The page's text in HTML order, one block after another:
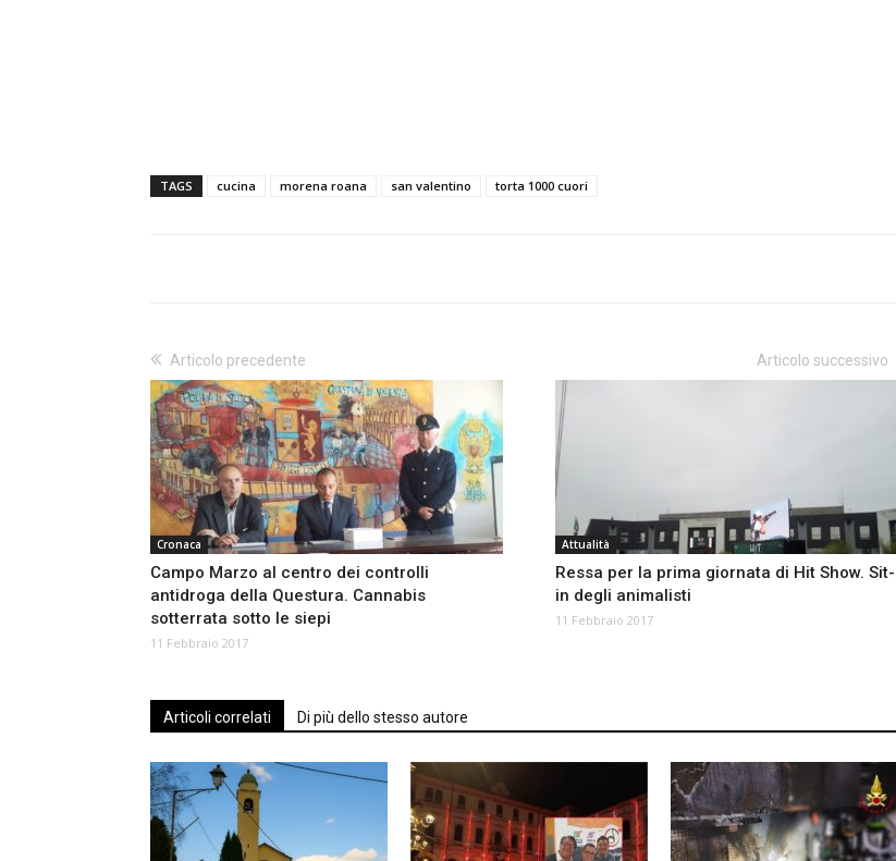
TAGS cucina morena roana san valentino torta 1000 cuori
Articolo precedente
Cronaca
Campo Marzo al centro dei controlli
antidroga della Questura. Cannabis
sotterrata sotto le siepi
11 Febbraio 2017
Articolo successivo
Attualità
Ressa per la prima giornata di Hit Show. Sit-
in degli animalisti
11 Febbraio 2017
Articoli correlati Di più dello stesso autore